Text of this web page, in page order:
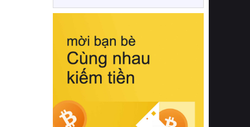
này, bạn sẽ cảm nhận rõ rệt sự khác
hồi chuẩn xác của phần đệm nâng đỡ
cột sống.
Bên cạnh đó, việc lựa chọn các dòng
sản phẩm đạt chuẩn chất lượng quốc
tế còn giúp ngăn ngừa tình trạng kích
khuẩn và nấm mốc trong điều kiện
thời tiết nóng ẩm. Bạn có thể tìm hiểu
thêm các nghiên cứu khoa học về tác